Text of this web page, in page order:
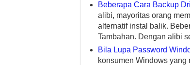
Beberapa Cara Backup
alibi, mayoritas orang
alternatif instal balik.
Tambahan. Dengan alibi
Bila Lupa Password
konsumen Windows